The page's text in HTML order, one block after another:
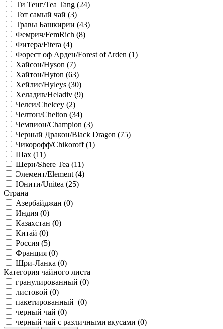
Ти Тенг/Tea Tang (24)
Тот самый чай (3)
Травы Башкирии (43)
Фемрич/FemRich (8)
Фитера/Fitera (4)
Форест оф Арден/Forest of Arden (1)
Хайсон/Hyson (7)
Хайтон/Hyton (63)
Хейлис/Hyleys (30)
Хеладив/Heladiv (9)
Челси/Chelcey (2)
Челтон/Chelton (34)
Чемпион/Сhampion (3)
Черный Дракон/Black Dragon (75)
Чикорофф/Chikoroff (1)
Шах (11)
Шери/Shere Tea (11)
Элемент/Element (4)
Юнити/Unitea (25)
Страна
Азербайджан (0)
Индия (0)
Казахстан (0)
Китай (0)
Россия (5)
Франция (0)
Шри-Ланка (0)
Категория чайного листа
гранулированный (0)
листовой (0)
пакетированный (0)
черный чай (0)
черный чай с различными вкусами (0)